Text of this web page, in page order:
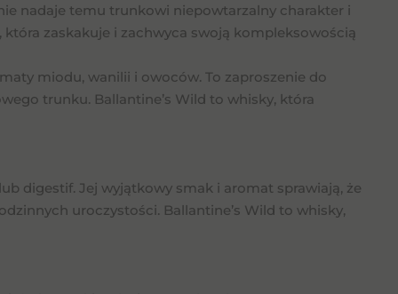
nadaje temu trunkowi niepowtarzalny charakter i
zaskakuje i zachwyca swoją kompleksowością
miodu, wanilii i owoców. To zaproszenie do
trunku. Ballantine’s Wild to whisky, która
digestif. Jej wyjątkowy smak i aromat sprawiają, że
uroczystości. Ballantine’s Wild to whisky,